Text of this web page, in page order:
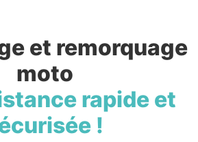
et remorquage
moto
rapide et
!